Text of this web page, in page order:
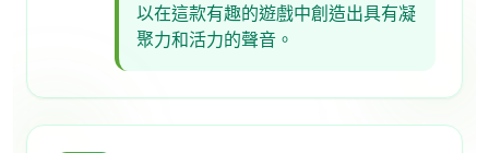
以在這款有趣的遊戲中創造出具有凝
聚力和活力的聲音。